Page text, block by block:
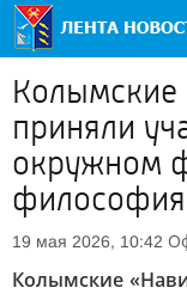
Колымские
приняли
окружном
философия
19 мая 2026, 10:42
Колымские